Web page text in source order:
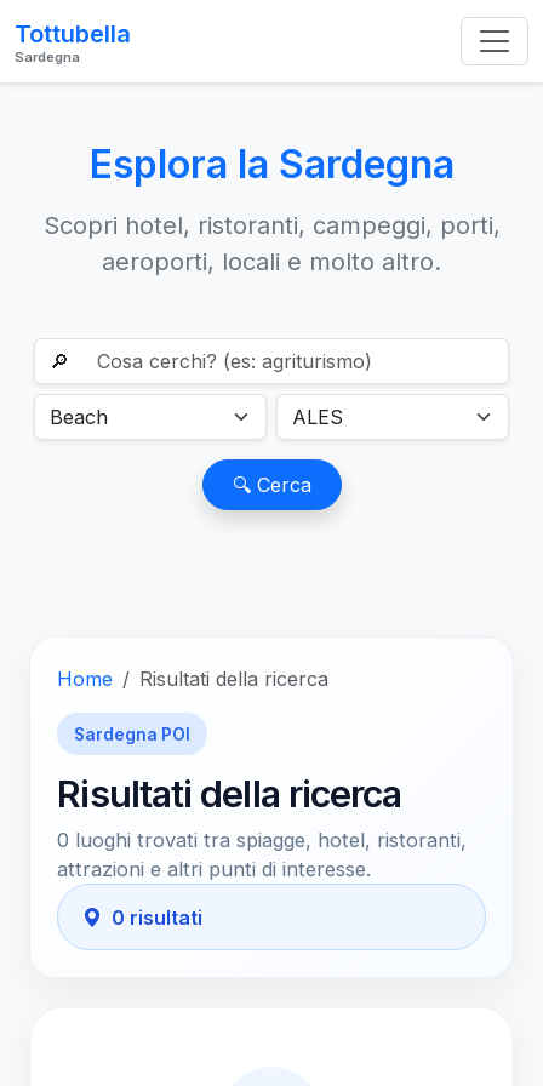
Tottubella
Sardegna
Esplora la Sardegna
Scopri hotel, ristoranti, campeggi, porti,
aeroporti, locali e molto altro.
🔎
🔍 Cerca
Home Risultati della ricerca
Sardegna POI
Risultati della ricerca
0 luoghi trovati tra spiagge, hotel, ristoranti,
attrazioni e altri punti di interesse.
0 risultati